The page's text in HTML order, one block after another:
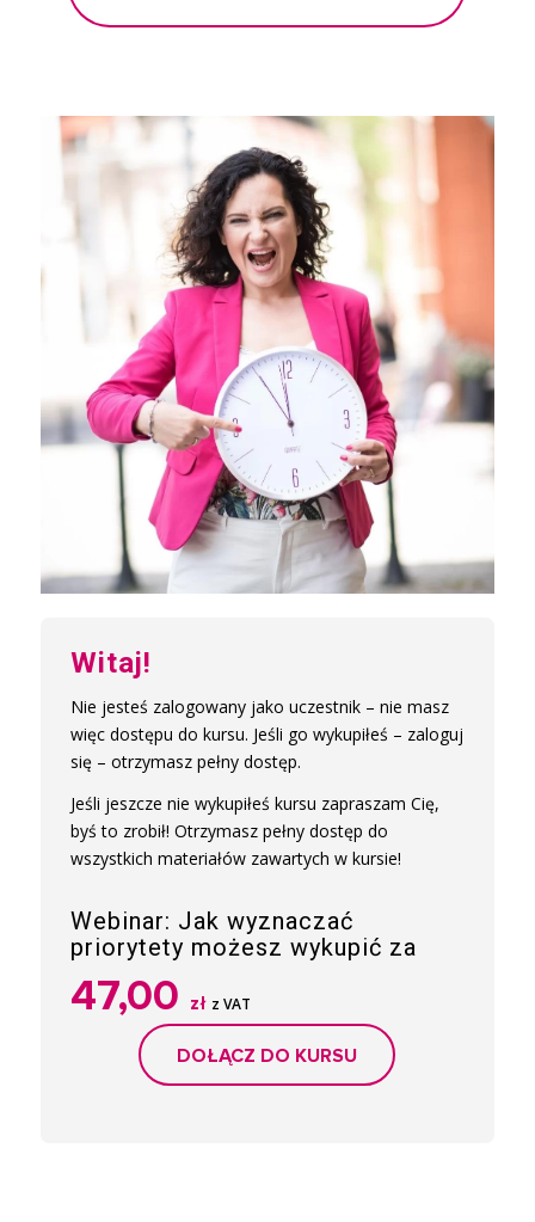
Witaj!
Nie jesteś zalogowany jako uczestnik – nie masz
więc dostępu do kursu. Jeśli go wykupiłeś – zaloguj
się – otrzymasz pełny dostęp.
Jeśli jeszcze nie wykupiłeś kursu zapraszam Cię,
byś to zrobił! Otrzymasz pełny dostęp do
wszystkich materiałów zawartych w kursie!
Webinar: Jak wyznaczać
priorytety możesz wykupić za
47,00 zł z VAT
DOŁĄCZ DO KURSU